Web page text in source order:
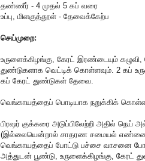
தண்ணீர் - 4 முதல் 5 கப் வரை
உப்பு, மிளகுத்தூள் - தேவைக்கேற்ப
செய்முறை:
உருளைக்கிழங்கு, கேரட் இரண்டையும் கழுவி,
துண்டுகளாக வெட்டிக் கொள்ளவும். 2 கப்
கப் கேரட் துண்டுகள் தேவை.
வெங்காயத்தைப் பொடியாக நறுக்கிக்
பிரஷர் குக்கரை அடுப்பிலேற்றி அதில்
(இல்லையென்றால் சாதரண சமையல்
வெங்காயத்தைப் போட்டு பச்சை வாசனை
அத்துடன் பூண்டு, உருளைக்கிழங்கு, கேரட்